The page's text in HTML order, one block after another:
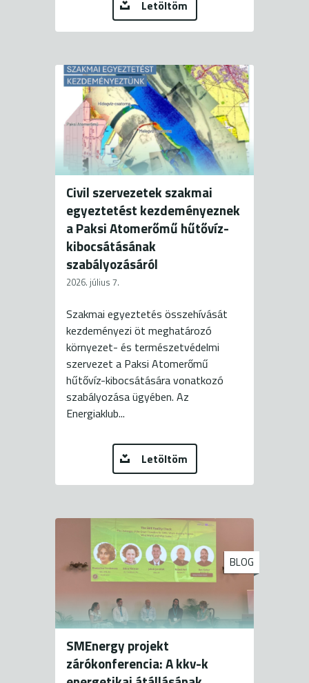
Letöltöm
Civil szervezetek szakmai
egyeztetést kezdeményeznek
a Paksi Atomerőmű hűtővíz-
kibocsátásának
szabályozásáról
2026. július 7.
Szakmai egyeztetés összehívását
kezdeményezi öt meghatározó
környezet- és természetvédelmi
szervezet a Paksi Atomerőmű
hűtővíz-kibocsátására vonatkozó
szabályozása ügyében. Az
Energiaklub...
Letöltöm
BLOG
SMEnergy projekt
zárókonferencia: A kkv-k